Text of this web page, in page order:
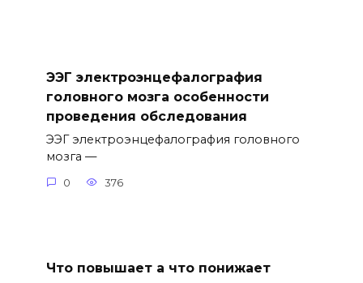
ЭЭГ электроэнцефалография
головного мозга особенности
проведения обследования
ЭЭГ электроэнцефалография головного
мозга —
0 376
Что повышает а что понижает